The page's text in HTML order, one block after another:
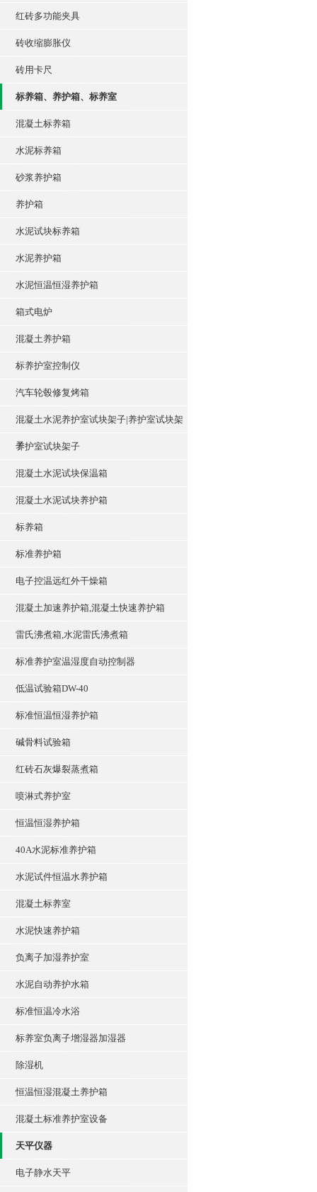
红砖多功能夹具
砖收缩膨胀仪
砖用卡尺
标养箱、养护箱、标养室
混凝土标养箱
水泥标养箱
砂浆养护箱
养护箱
水泥试块标养箱
水泥养护箱
水泥恒温恒湿养护箱
箱式电炉
混凝土养护箱
标养护室控制仪
汽车轮毂修复烤箱
混凝土水泥养护室试块架子|养护室试块架
子
养护室试块架子
混凝土水泥试块保温箱
混凝土水泥试块养护箱
标养箱
标准养护箱
电子控温远红外干燥箱
混凝土加速养护箱,混凝土快速养护箱
雷氏沸煮箱,水泥雷氏沸煮箱
标准养护室温湿度自动控制器
低温试验箱DW-40
标准恒温恒湿养护箱
碱骨料试验箱
红砖石灰爆裂蒸煮箱
喷淋式养护室
恒温恒湿养护箱
40A水泥标准养护箱
水泥试件恒温水养护箱
混凝土标养室
水泥快速养护箱
负离子加湿养护室
水泥自动养护水箱
标准恒温冷水浴
标养室负离子增湿器加湿器
除湿机
恒温恒湿混凝土养护箱
混凝土标准养护室设备
天平仪器
电子静水天平